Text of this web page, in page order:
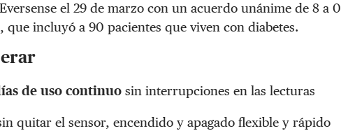
el 29 de marzo con un acuerdo unánime de 8 a 0
, que incluyó a 90 pacientes que viven con diabetes.
de uso continuo sin interrupciones en las lecturas
quitar el sensor, encendido y apagado flexible y rápido